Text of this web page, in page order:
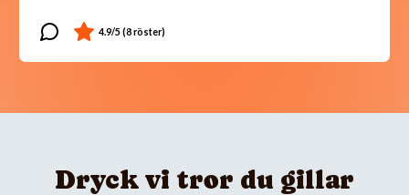
Dryck vi tror du gillar